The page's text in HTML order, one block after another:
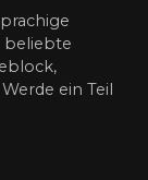
beliebte
ein Teil